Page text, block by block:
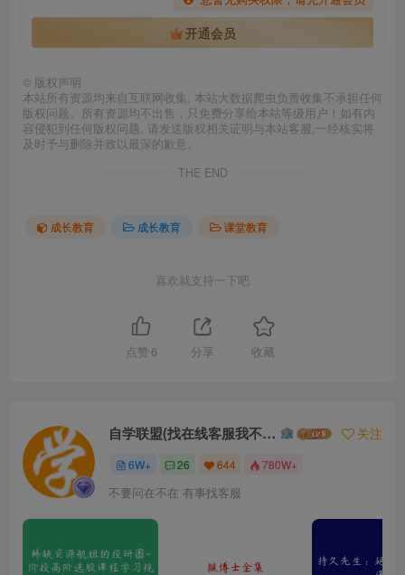
开通会员
© 版权声明
本站所有资源均来自互联网收集, 本站大数据爬虫负责收集不承担任何
版权问题。所有资源均不出售，只免费分享给本站等级用户！如有内
容侵犯到任何版权问题, 请发送版权相关证明与本站客服,一经核实将
及时予与删除并致以最深的歉意。
THE END
成长教育 成长教育 课堂教育
喜欢就支持一下吧
点赞 6 分享 收藏
自学联盟(找在线客服我不回信息的) 关注
6W+ 26 644 780W+
不要问在不在 有事找客服